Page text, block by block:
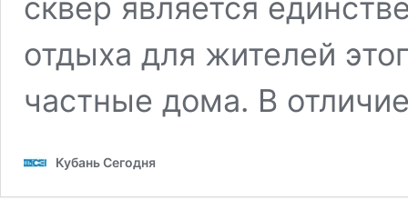
сквер является
отдыха для жителей
частные дома. В
Кубань Сегодня